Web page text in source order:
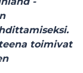
toimivat